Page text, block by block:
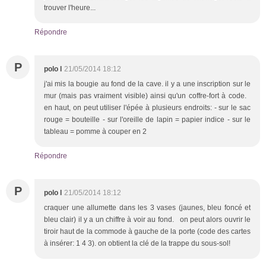
trouver l'heure...
Répondre
P polo l 21/05/2014 18:12
j'ai mis la bougie au fond de la cave. il y a une inscription sur le
mur (mais pas vraiment visible) ainsi qu'un coffre-fort à code.
en haut, on peut utiliser l'épée à plusieurs endroits: - sur le sac
rouge = bouteille - sur l'oreille de lapin = papier indice - sur le
tableau = pomme à couper en 2
Répondre
P polo l 21/05/2014 18:12
craquer une allumette dans les 3 vases (jaunes, bleu foncé et
bleu clair) il y a un chiffre à voir au fond. on peut alors ouvrir le
tiroir haut de la commode à gauche de la porte (code des cartes
à insérer: 1 4 3). on obtient la clé de la trappe du sous-sol!